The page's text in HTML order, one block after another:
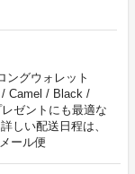
ングウォレット
Camel / Black /
ゼントにも最適な
しい配送日程は、
ール便